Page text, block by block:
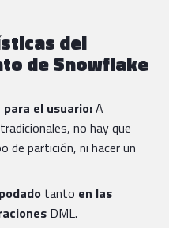
del
de Snowflake
el usuario:A
no hay que
de partición, ni hacer un
tanto en las
DML.